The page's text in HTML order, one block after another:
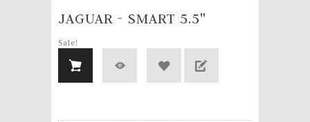
JAGUAR - SMART 5.5"
Sale!